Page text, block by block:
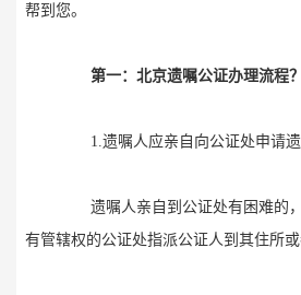
帮到您。
第一：北京遗嘱公证办理流程？
1.遗嘱人应亲自向公证处申请遗
遗嘱人亲自到公证处有困难的，
有管辖权的公证处指派公证人到其住所或